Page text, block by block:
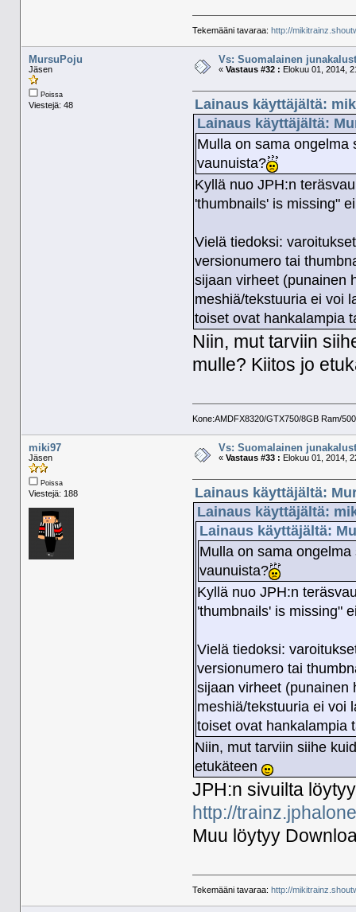
Tekemääni tavaraa: http://
MursuPoju
Jäsen
Poissa
Viestejä: 48
Vs: Suomalainen
« Vastaus #32 : Elokuu 01, 2014,
Lainaus käyttäjältä:
Lainaus käyttäjältä:
Mulla on sama
vaunuista?
Kyllä nuo JPH:n
'thumbnails' is missing"
Vielä tiedoksi:
versionumero tai
sijaan virheet (punainen
meshiä/tekstuuria ei voi
toiset ovat hankalampia
Niin, mut tarviin
mulle? Kiitos jo
Kone:AMDFX8320/GTX750/8GB Ram/
miki97
Jäsen
Poissa
Viestejä: 188
Vs: Suomalainen
« Vastaus #33 : Elokuu 01, 2014,
Lainaus käyttäjältä:
Lainaus käyttäjältä:
Lainaus käyttäjältä:
Mulla on sama
vaunuista?
Kyllä nuo JPH:n
'thumbnails' is missing"
Vielä tiedoksi:
versionumero tai
sijaan virheet (punainen
meshiä/tekstuuria ei voi
toiset ovat hankalampia
Niin, mut tarviin siihe
etukäteen
JPH:n sivuilta
http://
Muu löytyy
Tekemääni tavaraa: http://